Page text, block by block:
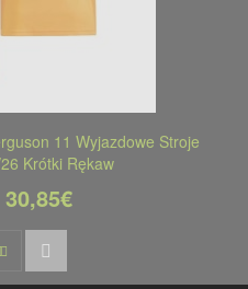
11 Wyjazdowe Stroje
Krótki Rękaw
30,85€